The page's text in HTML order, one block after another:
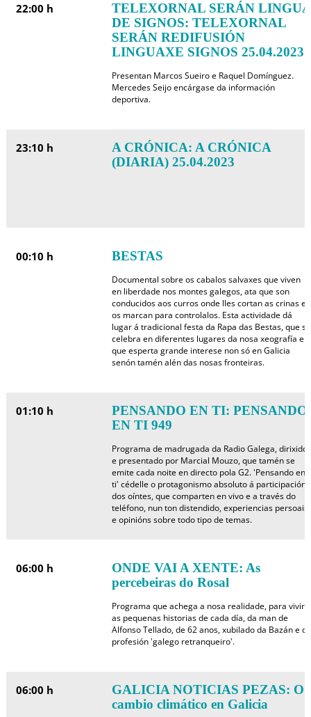
22:00 h
TELEXORNAL SERÁN LINGUA
DE SIGNOS: TELEXORNAL
SERÁN REDIFUSIÓN
LINGUAXE SIGNOS 25.04.2023
Presentan Marcos Sueiro e Raquel Domínguez.
Mercedes Seijo encárgase da información
deportiva.
23:10 h
A CRÓNICA: A CRÓNICA
(DIARIA) 25.04.2023
00:10 h BESTAS
Documental sobre os cabalos salvaxes que viven
en liberdade nos montes galegos, ata que son
conducidos aos curros onde lles cortan as crinas e
os marcan para controlalos. Esta actividade dá
lugar á tradicional festa da Rapa das Bestas, que se
celebra en diferentes lugares da nosa xeografía e
que esperta grande interese non só en Galicia
senón tamén alén das nosas fronteiras.
01:10 h
PENSANDO EN TI: PENSANDO
EN TI 949
Programa de madrugada da Radio Galega, dirixido
e presentado por Marcial Mouzo, que tamén se
emite cada noite en directo pola G2. 'Pensando en
ti' cédelle o protagonismo absoluto á participación
dos oíntes, que comparten en vivo e a través do
teléfono, nun ton distendido, experiencias persoais
e opinións sobre todo tipo de temas.
06:00 h
ONDE VAI A XENTE: As
percebeiras do Rosal
Programa que achega a nosa realidade, para vivir
as pequenas historias de cada día, da man de
Alfonso Tellado, de 62 anos, xubilado da Bazán e de
profesión 'galego retranqueiro'.
06:00 h
GALICIA NOTICIAS PEZAS: O
cambio climático en Galicia